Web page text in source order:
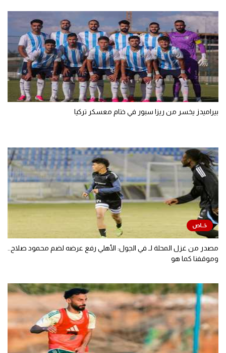
بيراميدز يخسر من ريزا سبور في ختام معسكر تركيا
مصدر من غزل المحلة لـ في الجول: الأهلي رفع عرضه لضم محمود صلاح..
وموقفنا كما هو